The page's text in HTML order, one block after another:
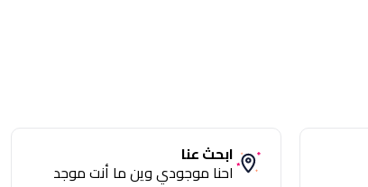
ابحث عنا
احنا موجودي وين ما أنت موجد